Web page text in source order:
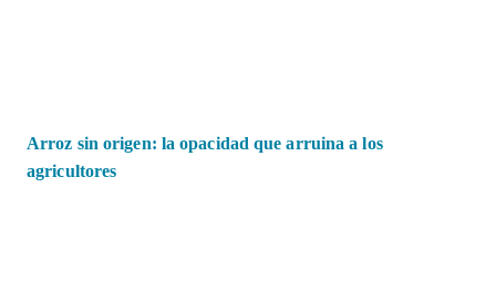
Arroz sin origen: la opacidad que arruina a los
agricultores